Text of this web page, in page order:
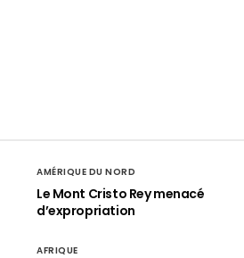
AMÉRIQUE DU NORD
Le Mont Cristo Rey menacé
d’expropriation
AFRIQUE